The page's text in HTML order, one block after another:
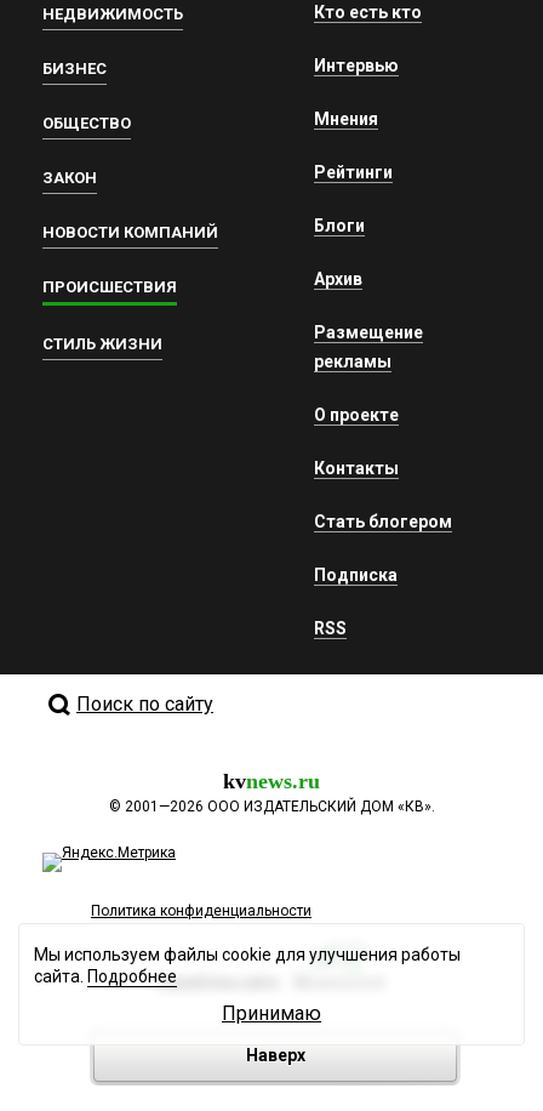
НЕДВИЖИМОСТЬ
БИЗНЕС
ОБЩЕСТВО
ЗАКОН
НОВОСТИ КОМПАНИЙ
ПРОИСШЕСТВИЯ
СТИЛЬ ЖИЗНИ
Кто есть кто
Интервью
Мнения
Рейтинги
Блоги
Архив
Размещение
рекламы
О проекте
Контакты
Стать блогером
Подписка
RSS
Поиск по сайту
kvnews.ru
© 2001—2026 ООО ИЗДАТЕЛЬСКИЙ ДОМ «КВ».
Политика конфиденциальности
Разработка сайта
Наверх
Мы используем файлы cookie для улучшения работы
сайта. Подробнее
Принимаю